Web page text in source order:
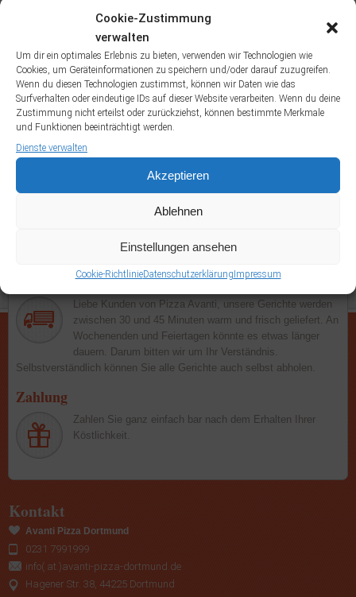
Cookie-Zustimmung
verwalten
Um dir ein optimales Erlebnis zu bieten, verwenden wir Technologien wie
Cookies, um Geräteinformationen zu speichern und/oder darauf zuzugreifen.
Wenn du diesen Technologien zustimmst, können wir Daten wie das
Surfverhalten oder eindeutige IDs auf dieser Website verarbeiten. Wenn du deine
Zustimmung nicht erteilst oder zurückziehst, können bestimmte Merkmale
und Funktionen beeinträchtigt werden.
Dienste verwalten
Akzeptieren
Ablehnen
Einstellungen ansehen
Cookie-RichtlinieDatenschutzerklärung Impressum
Eistee
MareGefüllte Pizzabrötchen Gegrilltes
Lachsfilet Gorgonzola Hawaii Schnitzel Knoblauchbrot Lahmacun
Muscheln alla Marinare Muscheln alla Panna Muscheln alla Pomodori
Muscheln al Verde Napoli Pommes Frites
Kräuterbutter Portion Kräutercreme mit Brötchen
Lieferung
Liebe Kunden von Pizza Avanti, unsere Gerichte werden
zwischen 30 und 45 Minuten warm und frisch geliefert. An
Wochenenden und Feiertagen könnte es etwas länger
dauern. Darum bitten wir um Ihr Verständnis.
Selbstverständlich können Sie alle Gerichte auch selbst abholen.
Zahlung
Zahlen Sie ganz einfach bar nach dem Erhalten Ihrer
Köstlichkeit.
Kontakt
Avanti Pizza Dortmund
0231 7991999
info(.at.)avanti-pizza-dortmund.de
Hagener Str. 38, 44225 Dortmund